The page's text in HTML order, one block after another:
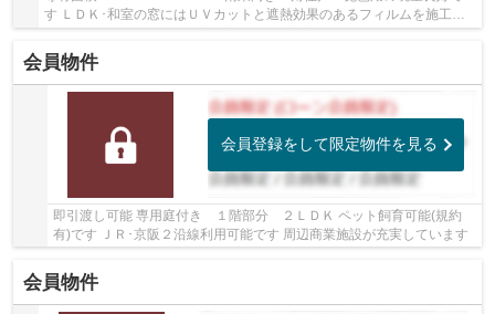
す ＬＤＫ･和室の窓にはＵＶカットと遮熱効果のあるフィルムを施工済
みです ディスポーザー、床暖房等設備が充実し...
会員物件
会員登録をして限定物件を見る
即引渡し可能 専用庭付き １階部分 ２ＬＤＫ ペット飼育可能(規約
有)です ＪＲ･京阪２沿線利用可能です 周辺商業施設が充実しています
会員物件